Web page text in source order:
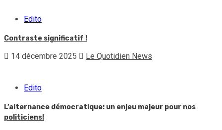
Edito
Contraste significatif !
14 décembre 2025 Le Quotidien News
Edito
L’alternance démocratique: un enjeu majeur pour nos
politiciens!